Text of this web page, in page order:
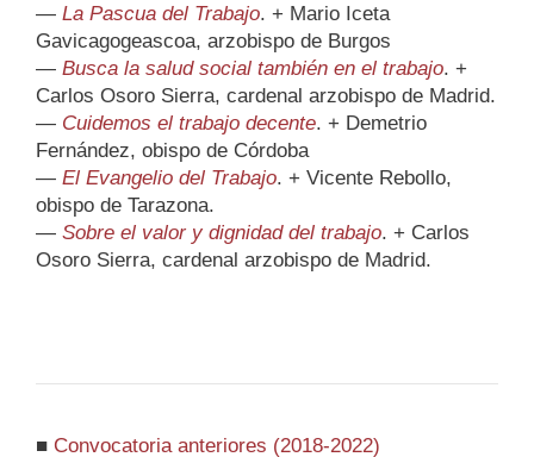
— La Pascua del Trabajo. + Mario Iceta
Gavicagogeascoa, arzobispo de Burgos
— Busca la salud social también en el trabajo. +
Carlos Osoro Sierra, cardenal arzobispo de Madrid.
— Cuidemos el trabajo decente. + Demetrio
Fernández, obispo de Córdoba
— El Evangelio del Trabajo. + Vicente Rebollo,
obispo de Tarazona.
— Sobre el valor y dignidad del trabajo. + Carlos
Osoro Sierra, cardenal arzobispo de Madrid.
■ Convocatoria anteriores (2018-2022)